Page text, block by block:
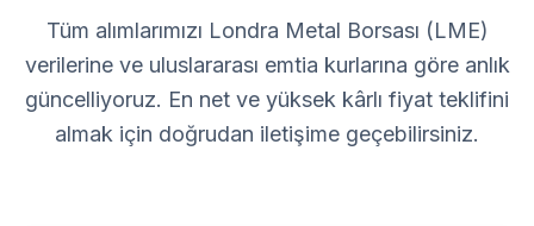
Tüm alımlarımızı Londra Metal Borsası (LME)
verilerine ve uluslararası emtia kurlarına göre anlık
güncelliyoruz. En net ve yüksek kârlı fiyat teklifini
almak için doğrudan iletişime geçebilirsiniz.